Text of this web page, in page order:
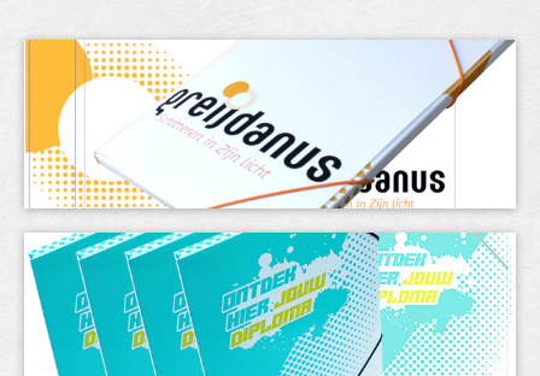
t-shirts
dozen
tassen
contact